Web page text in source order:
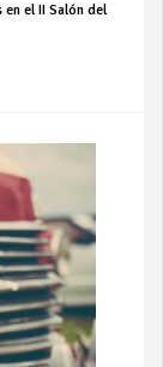
el II Salón del